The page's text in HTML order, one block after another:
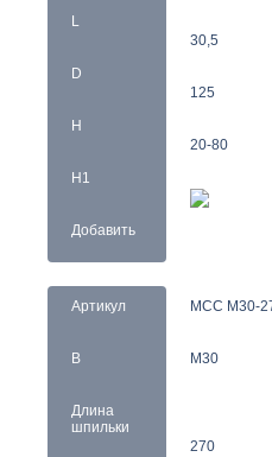
L
D
H
H1
Добавить
30,5
125
20-80
Артикул
B
Длина
шпильки
MCC M30-
M30
270